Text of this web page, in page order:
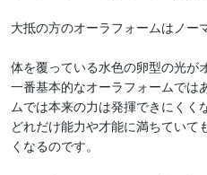
大抵の方のオーラフォームはノー
体を覆っている水色の卵型の光が
一番基本的なオーラフォームでは
ムでは本来の力は発揮できにくく
どれだけ能力や才能に満ちていて
くなるのです。